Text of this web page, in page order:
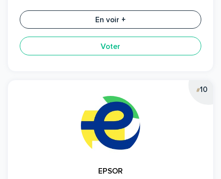
En voir +
Voter
#10
EPSOR